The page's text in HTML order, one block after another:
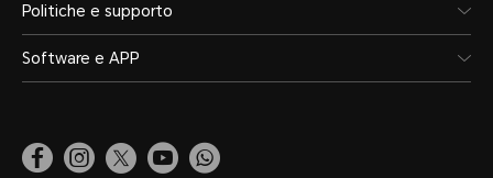
Politiche e supporto
Software e APP